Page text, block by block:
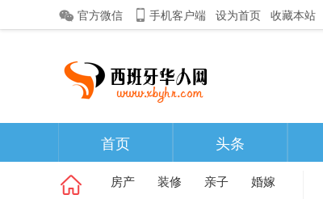
官方微信 手机客户端 设为首页 收藏本站
首页 头条
房产 装修 亲子
婚嫁